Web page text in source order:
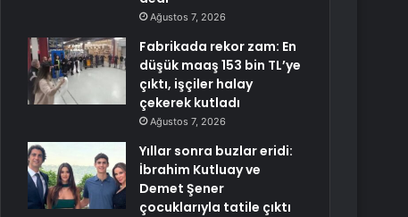
Ağustos 7, 2026
Fabrikada rekor zam: En
düşük maaş 153 bin TL’ye
çıktı, işçiler halay
çekerek kutladı
Ağustos 7, 2026
Yıllar sonra buzlar eridi:
İbrahim Kutluay ve
Demet Şener
çocuklarıyla tatile çıktı